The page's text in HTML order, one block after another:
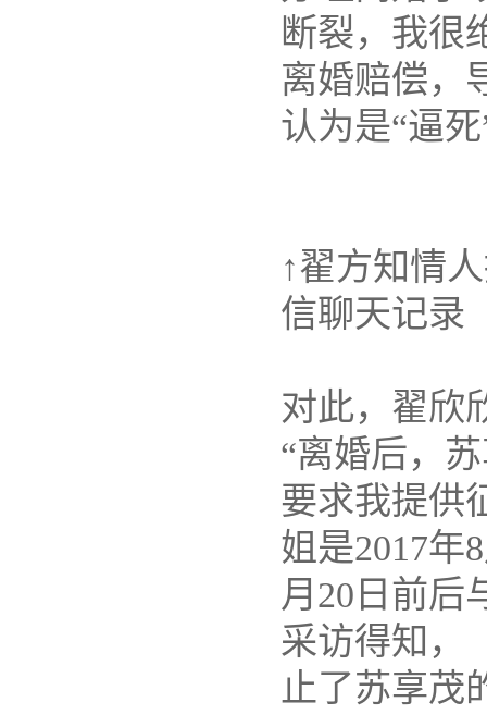
断裂，我很
离婚赔偿，
认为是“逼
↑翟方知情
信聊天记录
对此，翟欣
“离婚后，
要求我提供
姐是2017年
月20日前后
采访得知，
止了苏享茂